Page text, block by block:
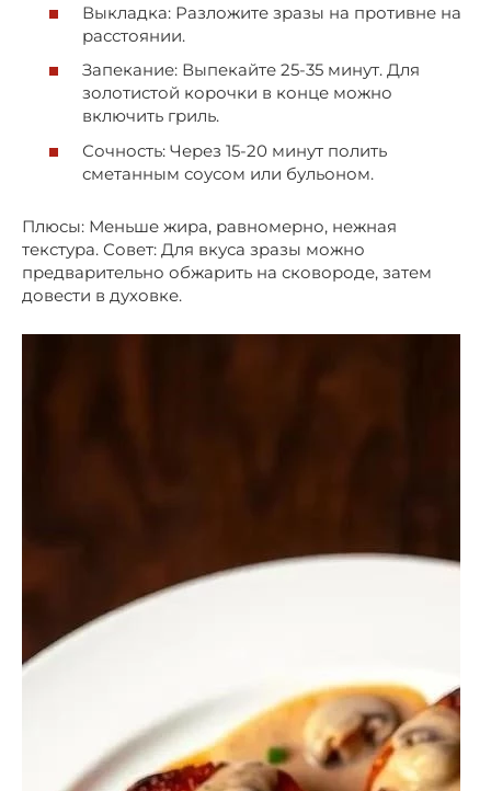
Выкладка: Разложите зразы на противне на
расстоянии.
Запекание: Выпекайте 25-35 минут. Для
золотистой корочки в конце можно
включить гриль.
Сочность: Через 15-20 минут полить
сметанным соусом или бульоном.
Плюсы: Меньше жира, равномерно, нежная
текстура. Совет: Для вкуса зразы можно
предварительно обжарить на сковороде, затем
довести в духовке.